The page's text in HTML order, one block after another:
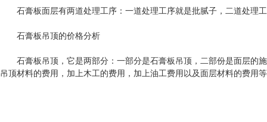
石膏板面层有两道处理工序：一道处理工序就是批腻子，二道处理
石膏板吊顶的价格分析
石膏板吊顶，它是两部分：一部分是石膏板吊顶，二部份是面层的
吊顶材料的费用，加上木工的费用，加上油工费用以及面层材料的费用